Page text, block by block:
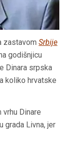
zastavom Srbije
godišnjicu
Dinara srpska
koliko hrvatske
vrhu Dinare
grada Livna, jer